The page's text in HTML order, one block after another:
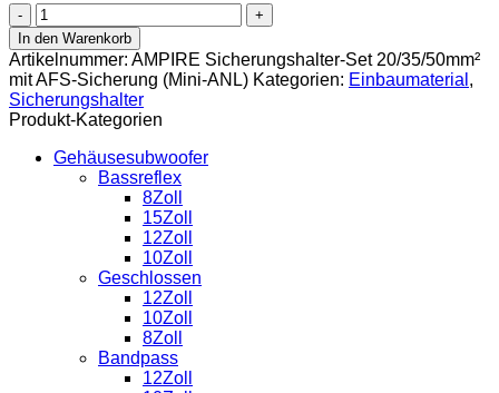
AMPIRE
Sicherungshalter-
Set
20/35/50mm²
mit
AFS-
Sicherung
(Mini-
ANL)
In den Warenkorb
Artikelnummer: AMPIRE Sicherungshalter-Set 20/35/50mm²
mit AFS-Sicherung (Mini-ANL) Kategorien: Einbaumaterial ,
Sicherungshalter
Produkt-Kategorien
Gehäusesubwoofer
Bassreflex
8Zoll
15Zoll
12Zoll
10Zoll
Geschlossen
12Zoll
10Zoll
8Zoll
Bandpass
12Zoll